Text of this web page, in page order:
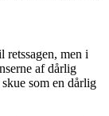
men i
af dårlig
som en dårlig